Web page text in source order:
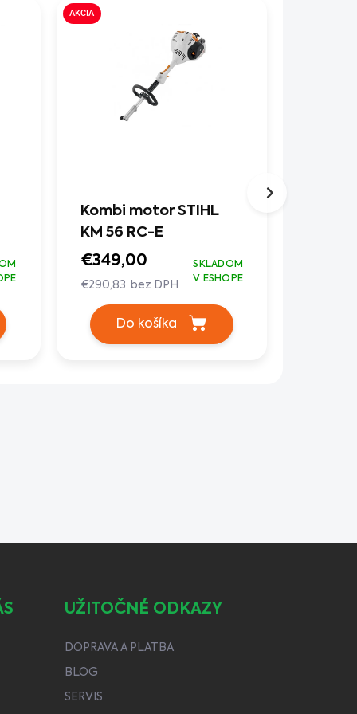
AKCIA
Kombi motor STIHL
KM 56 RC-E
€349,00
€290,83 bez DPH
SKLADOM
V ESHOPE
Do košíka
UŽITOČNÉ ODKAZY
DOPRAVA A PLATBA
BLOG
SERVIS